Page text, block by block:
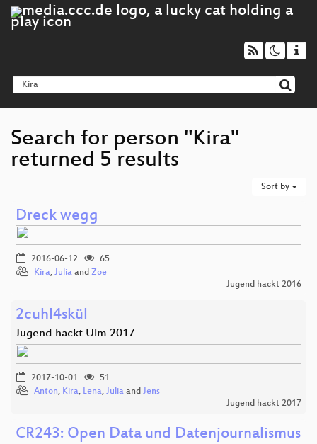
Search for person "Kira"
returned 5 results
Sort by
Dreck wegg
2016-06-12
65
Kira, Julia and Zoe
Jugend hackt 2016
2cuhl4skül
Jugend hackt Ulm 2017
2017-10-01
51
Anton, Kira, Lena, Julia and Jens
Jugend hackt 2017
CR243: Open Data und Datenjournalismus